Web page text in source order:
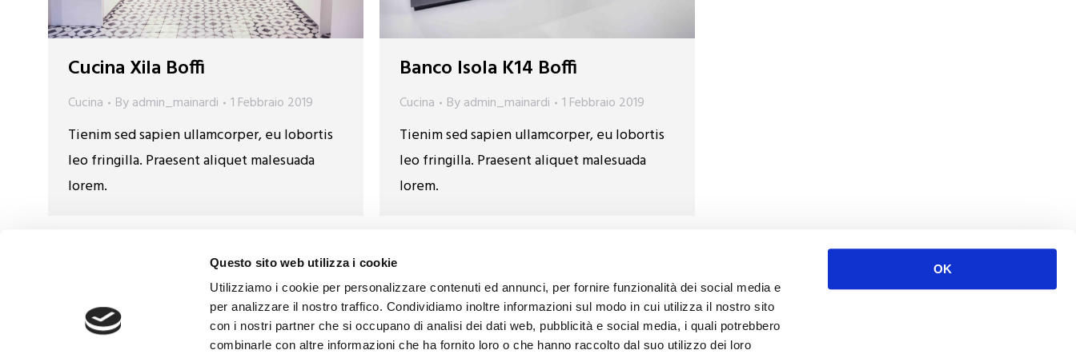
Questo sito web utilizza i cookie
Utilizziamo i cookie per personalizzare contenuti ed annunci, per fornire funzionalità dei social media e
per analizzare il nostro traffico. Condividiamo inoltre informazioni sul modo in cui utilizza il nostro sito
con i nostri partner che si occupano di analisi dei dati web, pubblicità e social media, i quali potrebbero
combinarle con altre informazioni che ha fornito loro o che hanno raccolto dal suo utilizzo dei loro
OK
Cucina Xila Boffi
Cucina Byadmin_mainardi 1 Febbraio 2019
Tienim sed sapien ullamcorper, eu lobortis
leo fringilla. Praesent aliquet malesuada
lorem.
Banco Isola K14 Boffi
Cucina Byadmin_mainardi 1 Febbraio 2019
Tienim sed sapien ullamcorper, eu lobortis
leo fringilla. Praesent aliquet malesuada
lorem.